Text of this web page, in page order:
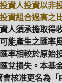
資人投資以非
資組合過高之
人須承擔取得
能產生之匯率
率相較於原始
兌損失。本基
核准更名為「